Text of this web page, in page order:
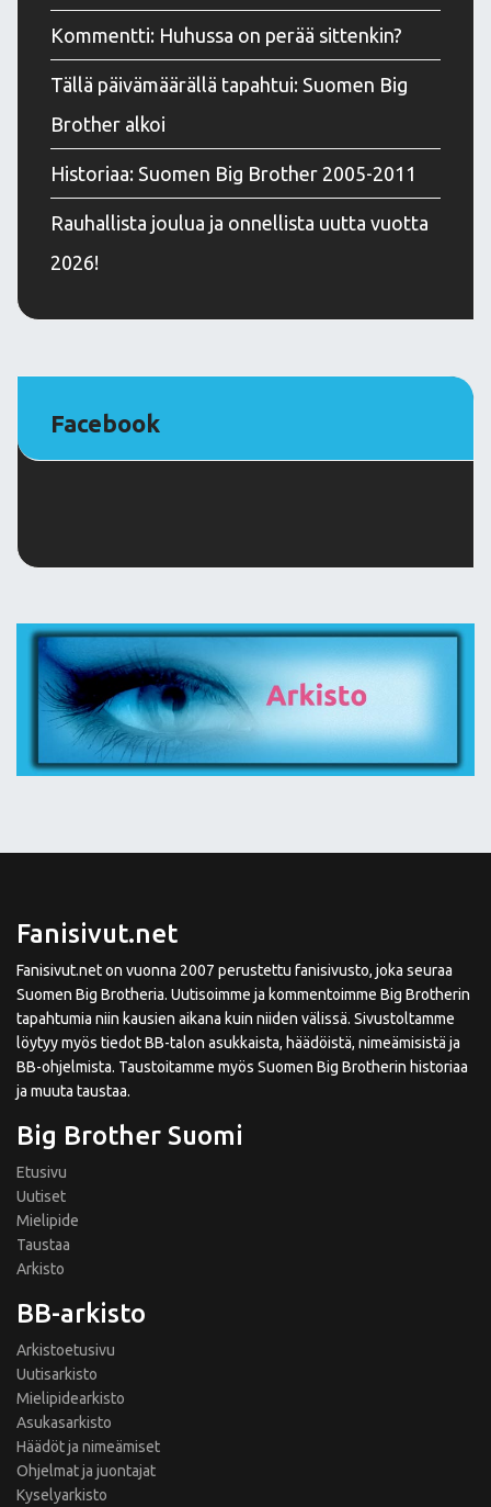
Kommentti: Huhussa on perää sittenkin?
Tällä päivämäärällä tapahtui: Suomen Big
Brother alkoi
Historiaa: Suomen Big Brother 2005-2011
Rauhallista joulua ja onnellista uutta vuotta
2026!
Facebook
Fanisivut.net
Fanisivut.net on vuonna 2007 perustettu fanisivusto, joka seuraa
Suomen Big Brotheria. Uutisoimme ja kommentoimme Big Brotherin
tapahtumia niin kausien aikana kuin niiden välissä. Sivustoltamme
löytyy myös tiedot BB-talon asukkaista, häädöistä, nimeämisistä ja
BB-ohjelmista. Taustoitamme myös Suomen Big Brotherin historiaa
ja muuta taustaa.
Big Brother Suomi
Etusivu
Uutiset
Mielipide
Taustaa
Arkisto
BB-arkisto
Arkistoetusivu
Uutisarkisto
Mielipidearkisto
Asukasarkisto
Häädöt ja nimeämiset
Ohjelmat ja juontajat
Kyselyarkisto